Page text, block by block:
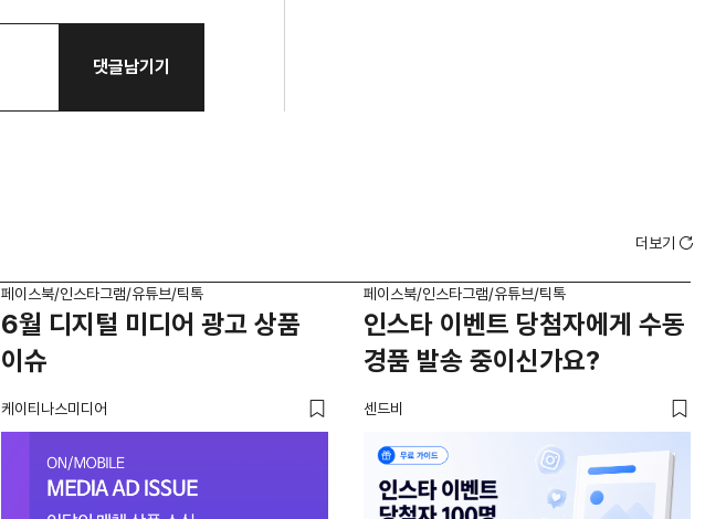
댓글남기기
더보기
페이스북/인스타그램/유튜브/틱톡
6월 디지털 미디어 광고 상품
이슈
케이티나스미디어
페이스북/인스타그램/유튜브/틱톡
인스타 이벤트 당첨자에게 수동
경품 발송 중이신가요?
센드비